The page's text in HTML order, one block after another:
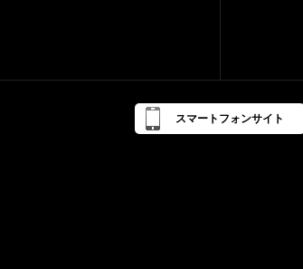
スマートフォンサイト